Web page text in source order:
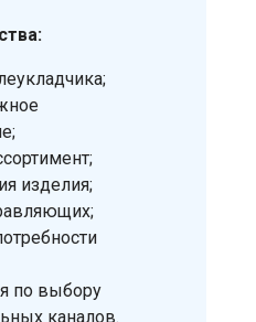
изделия;
по выбору
каналов.